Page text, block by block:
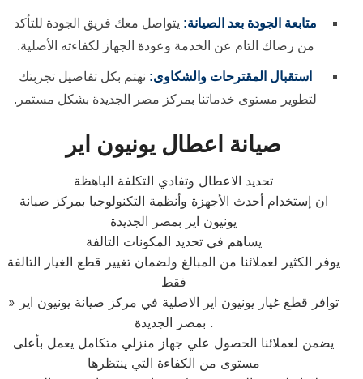
متابعة الجودة بعد الصيانة: يتواصل معك فريق الجودة للتأكد
من رضاك التام عن الخدمة وعودة الجهاز لكفاءته الأصلية.
استقبال المقترحات والشكاوى: نهتم بكل تفاصيل تجربتك
لتطوير مستوى خدماتنا بمركز مصر الجديدة بشكل مستمر.
صيانة اعطال يونيون اير
تحديد الاعطال وتفادي التكلفة الباهظة
ان إستخدام أحدث الأجهزة وأنظمة التكنولوجيا بمركز صيانة
يونيون اير بمصر الجديدة
يساهم في تحديد المكونات التالفة
يوفر الكثير لعملائنا من المبالغ ولضمان تغيير قطع الغيار التالفة
فقط
» توافر قطع غيار يونيون اير الاصلية في مركز صيانة يونيون اير
بمصر الجديدة .
يضمن لعملائنا الحصول علي جهاز منزلي متكامل يعمل بأعلى
مستوى من الكفاءة التي ينتظرها